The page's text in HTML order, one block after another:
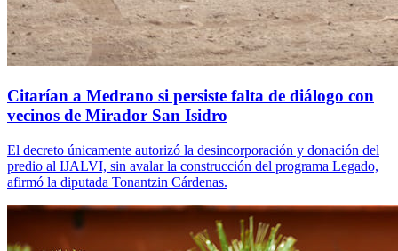
Citarían a Medrano si persiste falta de diálogo con
vecinos de Mirador San Isidro
El decreto únicamente autorizó la desincorporación y donación del
predio al IJALVI, sin avalar la construcción del programa Legado,
afirmó la diputada Tonantzin Cárdenas.